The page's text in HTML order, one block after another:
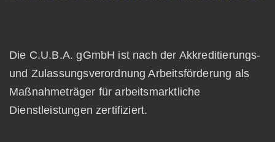
Die C.U.B.A. gGmbH ist nach der Akkreditierungs-
und Zulassungsverordnung Arbeitsförderung als
Maßnahmeträger für arbeitsmarktliche
Dienstleistungen zertifiziert.